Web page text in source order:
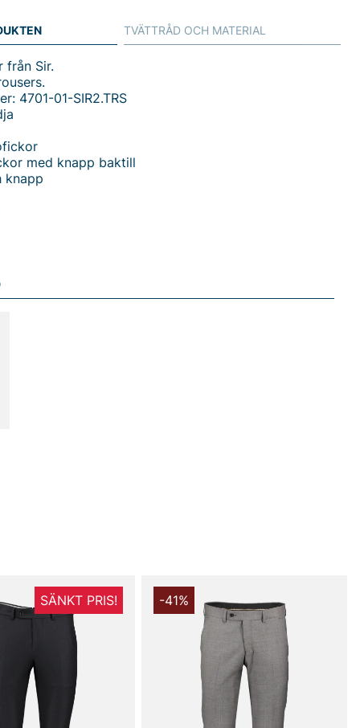
från Sir.
4701-01-SIR2.TRS
med knapp baktill
knapp
handlar i vår webbshop. Besök oss även i vår butik i
TVÄTTRÅD OCH MATERIAL
SÄNKT PRIS! -41%